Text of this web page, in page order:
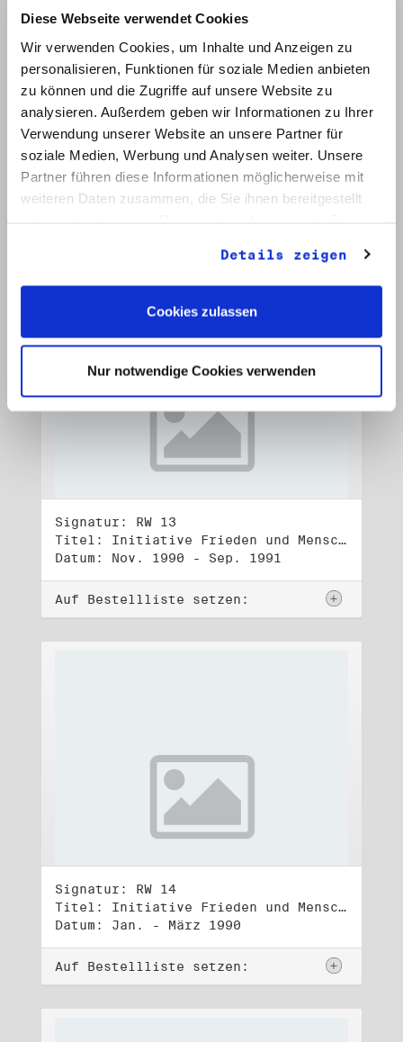
Diese Webseite verwendet Cookies
Wir verwenden Cookies, um Inhalte und Anzeigen zu
personalisieren, Funktionen für soziale Medien anbieten
zu können und die Zugriffe auf unsere Website zu
analysieren. Außerdem geben wir Informationen zu Ihrer
Verwendung unserer Website an unsere Partner für
soziale Medien, Werbung und Analysen weiter. Unsere
Partner führen diese Informationen möglicherweise mit
weiteren Daten zusammen, die Sie ihnen bereitgestellt
Details zeigen
Cookies zulassen
Nur notwendige Cookies verwenden
Signatur: RW 12
Titel: Initiative Frieden und Menschenrechte (2)
Datum: Mai - Nov. 1990
Signatur: RW 13
Titel: Initiative Frieden und Menschenrechte (3)
Datum: Nov. 1990 - Sep. 1991
Auf Bestellliste setzen:
Signatur: RW 14
Titel: Initiative Frieden und Menschenrechte, Volkskammerwahl 18.3.1990
Datum: Jan. - März 1990
Auf Bestellliste setzen: